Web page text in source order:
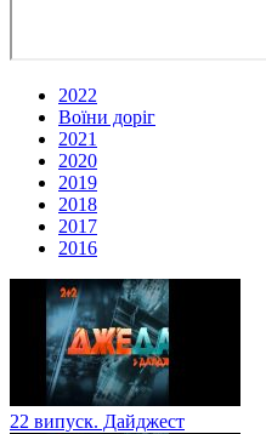
2022
Воїни доріг
2021
2020
2019
2018
2017
2016
22 випуск. Дайджест